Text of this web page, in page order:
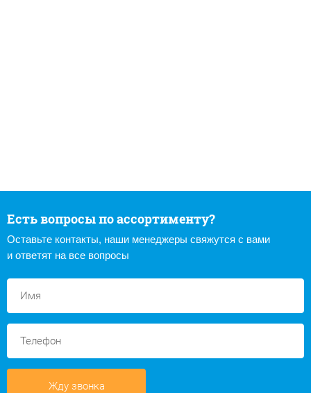
Есть вопросы по ассортименту?
Оставьте контакты, наши менеджеры свяжутся с вами
и ответят на все вопросы
Жду звонка